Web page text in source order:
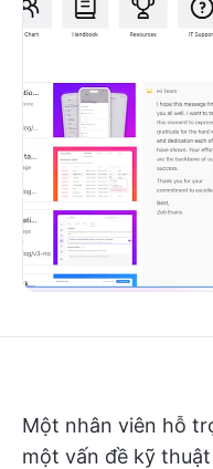
Một nhân viên hỗ
một vấn đề kỹ